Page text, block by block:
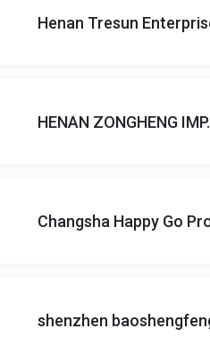
Henan Tresun
HENAN ZONGHENG
Changsha Happy Go
shenzhen